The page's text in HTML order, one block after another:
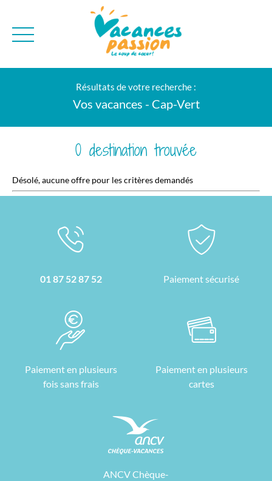
BONS PLANS
Résultats de votre recherche :
Vos vacances - Cap-Vert
0 destination trouvée
Désolé, aucune offre pour les critères demandés
01 87 52 87 52 Paiement sécurisé
Paiement en plusieurs
fois sans frais
Paiement en plusieurs
cartes
ANCV Chèque-